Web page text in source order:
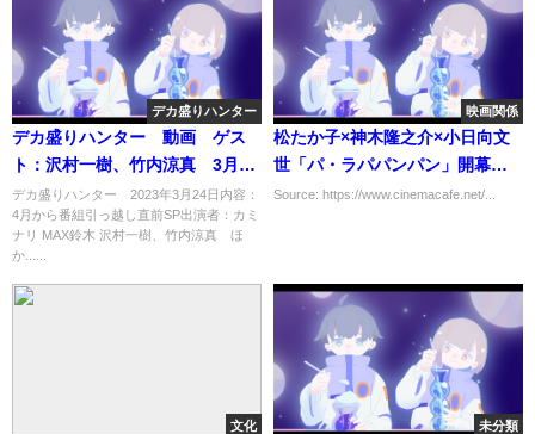
デカ盛りハンター
デカ盛りハンター 動画 ゲス
ト：沢村一樹、竹内涼真 3月24
日
デカ盛りハンター 2023年3月24日内容：
4月から番組引っ越し直前SP出演者：カミ
ナリ MAX鈴木 沢村一樹、竹内涼真 ほ
か......
映画関係
松たか子×神木隆之介×小日向文
世「パ・ラパパンパン」開幕！
舞台写真が到着
Source: https://www.cinemacafe.net/...
文化 未分類